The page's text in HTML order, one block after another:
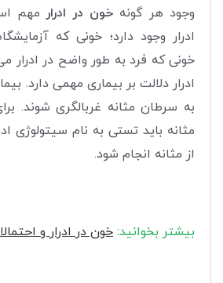
وجود هر گونه خون در ادرار
ادرار وجود دارد؛ خونی که
خونی که فرد به طور واضح در ادرار
ادرار دلالت بر بیماری مهمی دارد.
به سرطان مثانه غربالگری شوند.
مثانه باید تستی به نام سیتولوژی
از مثانه انجام شود.
بیشتر بخوانید: خون در ادرار و